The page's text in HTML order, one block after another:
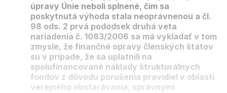
úpravy Únie neboli splnené, čím sa
poskytnutá výhoda stala neoprávnenou a čl.
98 ods. 2 prvá pododsek druhá veta
nariadenia č. 1083/2006 sa má vykladať v tom
zmysle, že finančné opravy členských štátov
sú v prípade, že sa uplatnili na
spolufinancované náklady štrukturálnych
fondov z dôvodu porušenia pravidiel v oblasti
verejného obstarávania, správnymi